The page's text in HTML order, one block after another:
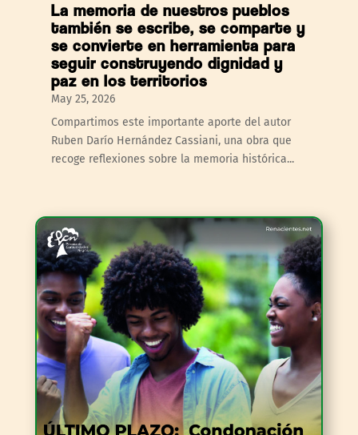
La memoria de nuestros pueblos
también se escribe, se comparte y
se convierte en herramienta para
seguir construyendo dignidad y
paz en los territorios
May 25, 2026
Compartimos este importante aporte del autor
Ruben Darío Hernández Cassiani, una obra que
recoge reflexiones sobre la memoria histórica...